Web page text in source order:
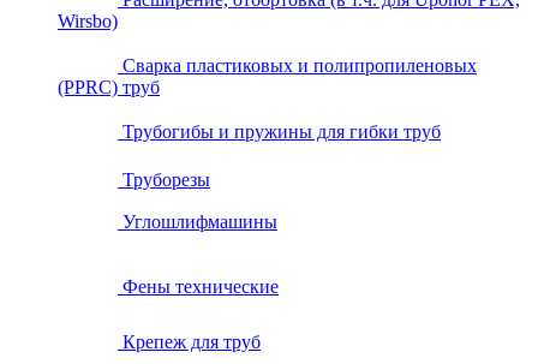
Wirsbo)
Сварка пластиковых и полипропиленовых
(PPRC) труб
Трубогибы и пружины для гибки труб
Труборезы
Углошлифмашины
Фены технические
Крепеж для труб